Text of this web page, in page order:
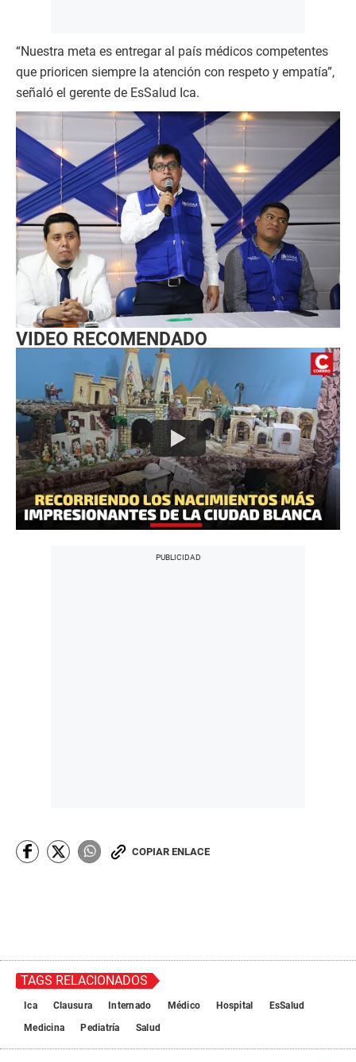
“Nuestra meta es entregar al país médicos competentes
que prioricen siempre la atención con respeto y empatía”,
señaló el gerente de EsSalud Ica.
VIDEO RECOMENDADO
COPIAR ENLACE
TAGS RELACIONADOS
Ica Clausura Internado Médico Hospital
EsSalud
Medicina
Pediatría Salud